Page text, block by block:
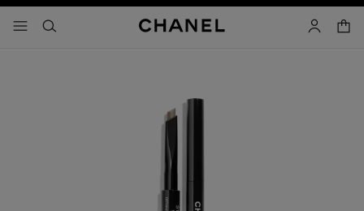
- navegación principal
buscar cuenta
carrito